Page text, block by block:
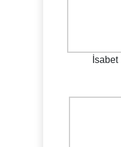
İsabet